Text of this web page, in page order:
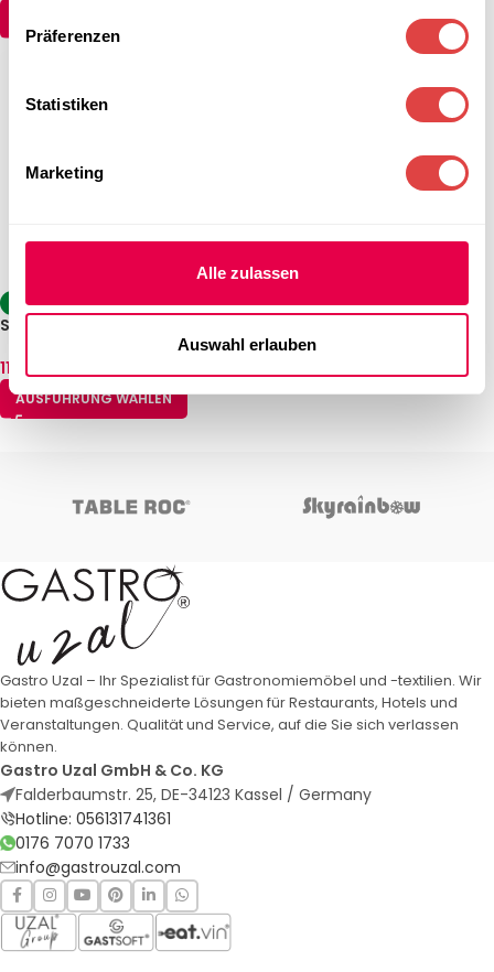
Präferenzen
Statistiken
Marketing
Alle zulassen
Auswahl erlauben
-14%
Stehtisch Sevelit/Topalit
112,99
AUSFÜHRUNG WÄHLEN
Stehtisch Berlin – Sand (Ø 80
cm)
160,59€
IN DEN WARENKORB
Gastro Uzal – Ihr Spezialist für Gastronomiemöbel und -textilien. Wir
bieten maßgeschneiderte Lösungen für Restaurants, Hotels und
Veranstaltungen. Qualität und Service, auf die Sie sich verlassen
können.
Gastro Uzal GmbH & Co. KG
Falderbaumstr. 25, DE-34123 Kassel / Germany
Hotline: 056131741361
0176 7070 1733
info@gastrouzal.com